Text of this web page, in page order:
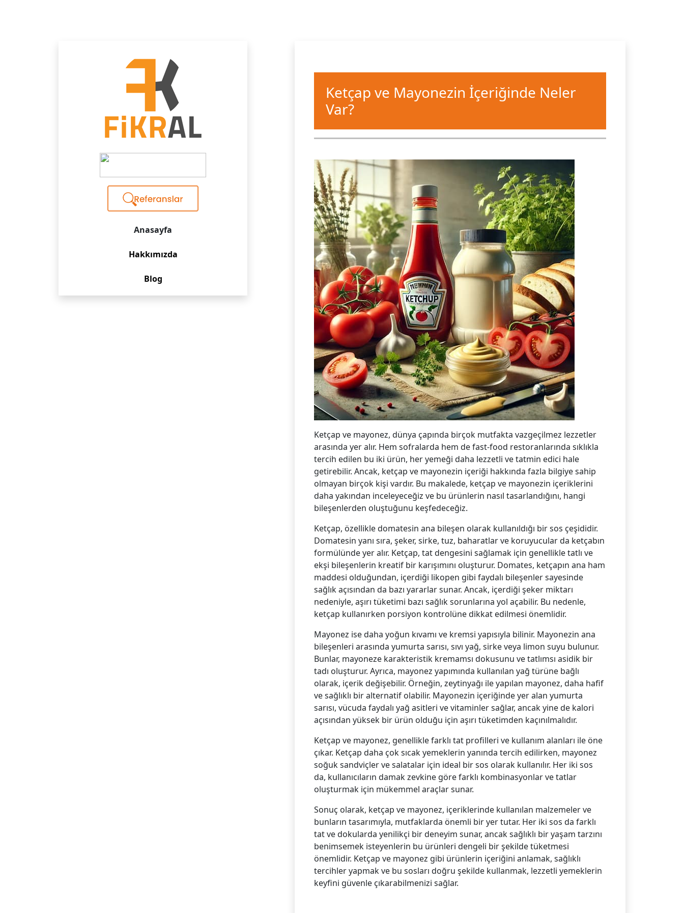
Anasayfa
Hakkımızda
Blog
Ketçap ve Mayonezin İçeriğinde Neler
Var?
Ketçap ve mayonez, dünya çapında birçok mutfakta vazgeçilmez lezzetler
arasında yer alır. Hem sofralarda hem de fast-food restoranlarında sıklıkla
tercih edilen bu iki ürün, her yemeği daha lezzetli ve tatmin edici hale
getirebilir. Ancak, ketçap ve mayonezin içeriği hakkında fazla bilgiye sahip
olmayan birçok kişi vardır. Bu makalede, ketçap ve mayonezin içeriklerini
daha yakından inceleyeceğiz ve bu ürünlerin nasıl tasarlandığını, hangi
bileşenlerden oluştuğunu keşfedeceğiz.
Ketçap, özellikle domatesin ana bileşen olarak kullanıldığı bir sos çeşididir.
Domatesin yanı sıra, şeker, sirke, tuz, baharatlar ve koruyucular da ketçabın
formülünde yer alır. Ketçap, tat dengesini sağlamak için genellikle tatlı ve
ekşi bileşenlerin kreatif bir karışımını oluşturur. Domates, ketçapın ana ham
maddesi olduğundan, içerdiği likopen gibi faydalı bileşenler sayesinde
sağlık açısından da bazı yararlar sunar. Ancak, içerdiği şeker miktarı
nedeniyle, aşırı tüketimi bazı sağlık sorunlarına yol açabilir. Bu nedenle,
ketçap kullanırken porsiyon kontrolüne dikkat edilmesi önemlidir.
Mayonez ise daha yoğun kıvamı ve kremsi yapısıyla bilinir. Mayonezin ana
bileşenleri arasında yumurta sarısı, sıvı yağ, sirke veya limon suyu bulunur.
Bunlar, mayoneze karakteristik kremamsı dokusunu ve tatlımsı asidik bir
tadı oluşturur. Ayrıca, mayonez yapımında kullanılan yağ türüne bağlı
olarak, içerik değişebilir. Örneğin, zeytinyağı ile yapılan mayonez, daha hafif
ve sağlıklı bir alternatif olabilir. Mayonezin içeriğinde yer alan yumurta
sarısı, vücuda faydalı yağ asitleri ve vitaminler sağlar, ancak yine de kalori
açısından yüksek bir ürün olduğu için aşırı tüketimden kaçınılmalıdır.
Ketçap ve mayonez, genellikle farklı tat profilleri ve kullanım alanları ile öne
çıkar. Ketçap daha çok sıcak yemeklerin yanında tercih edilirken, mayonez
soğuk sandviçler ve salatalar için ideal bir sos olarak kullanılır. Her iki sos
da, kullanıcıların damak zevkine göre farklı kombinasyonlar ve tatlar
oluşturmak için mükemmel araçlar sunar.
Sonuç olarak, ketçap ve mayonez, içeriklerinde kullanılan malzemeler ve
bunların tasarımıyla, mutfaklarda önemli bir yer tutar. Her iki sos da farklı
tat ve dokularda yenilikçi bir deneyim sunar, ancak sağlıklı bir yaşam tarzını
benimsemek isteyenlerin bu ürünleri dengeli bir şekilde tüketmesi
önemlidir. Ketçap ve mayonez gibi ürünlerin içeriğini anlamak, sağlıklı
tercihler yapmak ve bu sosları doğru şekilde kullanmak, lezzetli yemeklerin
keyfini güvenle çıkarabilmenizi sağlar.